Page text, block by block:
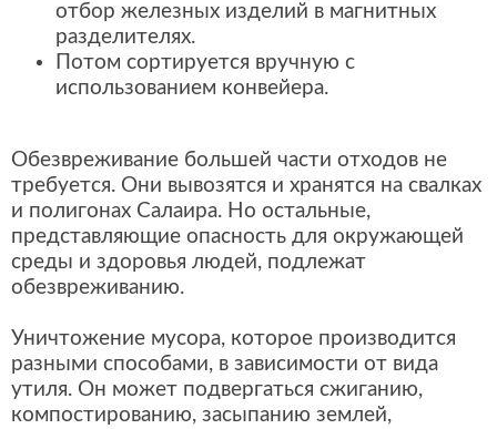
отбор железных изделий в магнитных
разделителях.
Потом сортируется вручную с
использованием конвейера.
Обезвреживание большей части отходов не
требуется. Они вывозятся и хранятся на свалках
и полигонах Салаира. Но остальные,
представляющие опасность для окружающей
среды и здоровья людей, подлежат
обезвреживанию.
Уничтожение мусора, которое производится
разными способами, в зависимости от вида
утиля. Он может подвергаться сжиганию,
компостированию, засыпанию землей,